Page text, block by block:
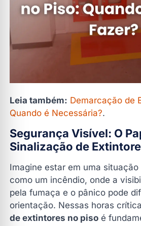
PPCI e AVCB
Quando a Sinalização de Extintores
Necessária?
Tipos de Sinalização de Extintores
1. Sinalização para
3. Sinalização de Obstáculos no
Benefícios da Sinalização de
Extintores no Piso
Perguntas Frequentes Sobre
no Piso
1. A sinalização de extintores
em todos os locais?
Leia também: Demarcação de
Quando é Necessária?.
Segurança Visível: O
Sinalização de
Imagine estar em uma
como um incêndio, onde a
pela fumaça e o pânico pode
orientação. Nessas horas
de extintores no piso é